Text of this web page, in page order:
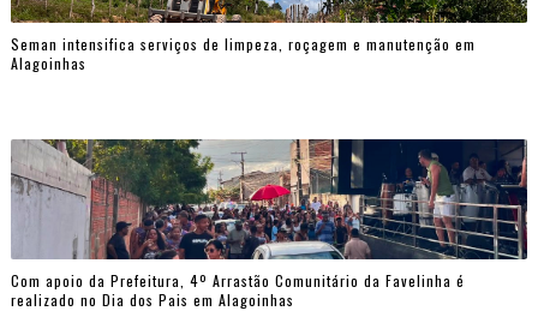
Seman intensifica serviços de limpeza, roçagem e manutenção em
Alagoinhas
Com apoio da Prefeitura, 4º Arrastão Comunitário da Favelinha é
realizado no Dia dos Pais em Alagoinhas